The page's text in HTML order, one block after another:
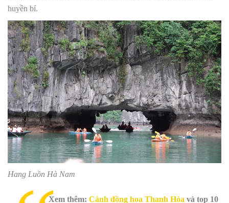
huyền bí.
Hang Luồn Hà Nam
Xem thêm: Cánh đồng hoa Thanh Hóa và top 10